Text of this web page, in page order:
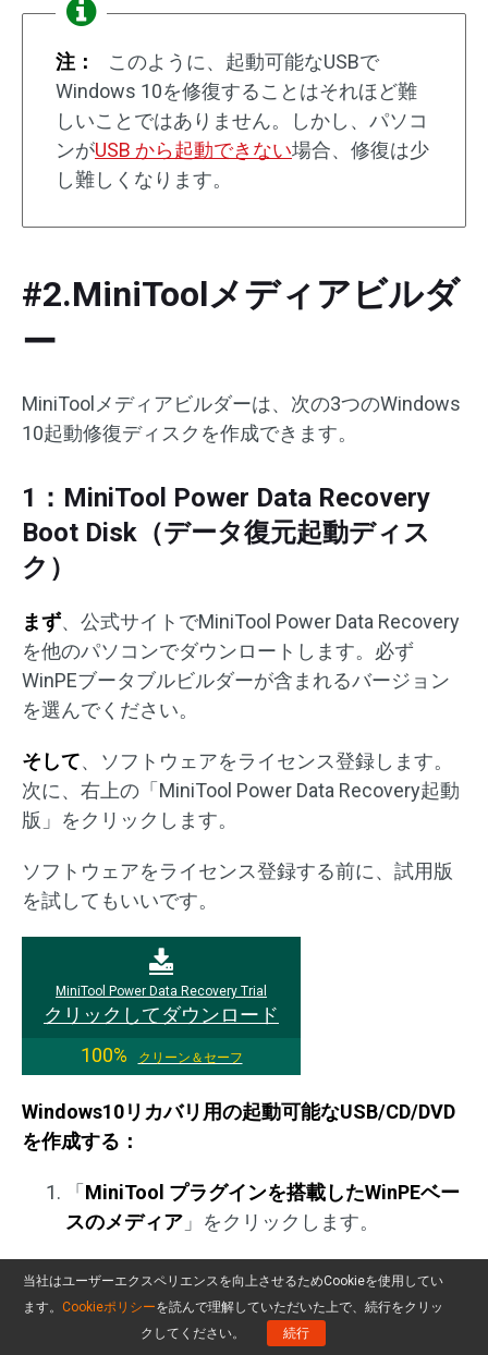
注：
このように、起動可能なUSBで
Windows 10を修復することはそれほど難
しいことではありません。しかし、パソコ
ンがUSB から起動できない場合、修復は少
し難しくなります。
#2.MiniToolメディアビルダ
ー
MiniToolメディアビルダーは、次の3つのWindows
10起動修復ディスクを作成できます。
1：MiniTool Power Data Recovery
Boot Disk（データ復元起動ディス
ク）
まず、公式サイトでMiniTool Power Data Recovery
を他のパソコンでダウンロートします。必ず
WinPEブータブルビルダーが含まれるバージョン
を選んでください。
そして、ソフトウェアをライセンス登録します。
次に、右上の「MiniTool Power Data Recovery起動
版」をクリックします。
ソフトウェアをライセンス登録する前に、試用版
を試してもいいです。
MiniTool Power Data Recovery Trial
クリックしてダウンロード
100%
クリーン＆セーフ
Windows10リカバリ用の起動可能なUSB/CD/DVD
を作成する：
「 MiniTool プラグインを搭載したWinPEベー
スのメディア 」をクリックします。
USBフラッシュディスク、CD/DVDライタ
ー、ISOファイルを選択します
当社はユーザーエクスペリエンスを向上させるためCookieを使用してい
ます。 Cookieポリシーを読んで理解していただいた上で、続行をクリッ
クしてください。
続行